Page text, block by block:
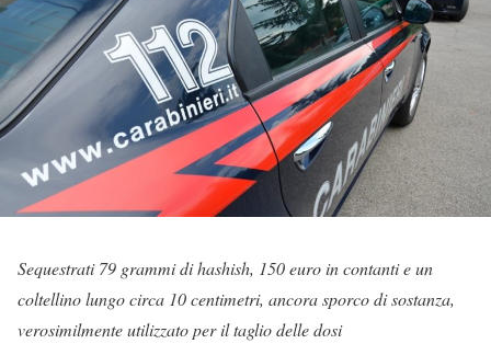
Sequestrati 79 grammi di hashish, 150 euro in contanti e un
coltellino lungo circa 10 centimetri, ancora sporco di sostanza,
verosimilmente utilizzato per il taglio delle dosi